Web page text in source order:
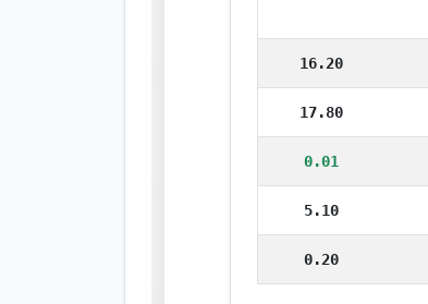
16.20
17.80
0.01
5.10
0.20